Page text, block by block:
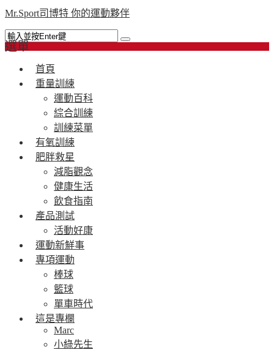
Mr.Sport司博特 你的運動夥伴
選單
首頁
重量訓練
運動百科
綜合訓練
訓練菜單
有氧訓練
肥胖救星
減脂觀念
健康生活
飲食指南
產品測試
活動好康
運動新鮮事
專項運動
棒球
籃球
單車時代
這是專欄
Marc
小綠先生